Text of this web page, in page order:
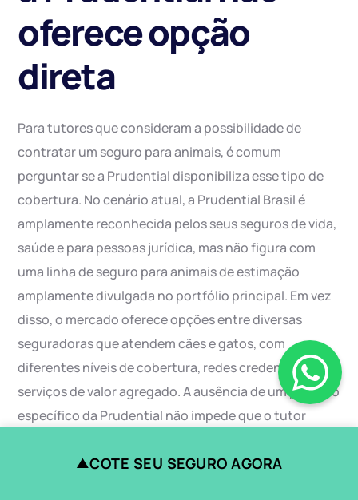
oferece opção
direta
Para tutores que consideram a possibilidade de
contratar um seguro para animais, é comum
perguntar se a Prudential disponibiliza esse tipo de
cobertura. No cenário atual, a Prudential Brasil é
amplamente reconhecida pelos seus seguros de vida,
saúde e para pessoas jurídica, mas não figura com
uma linha de seguro para animais de estimação
amplamente divulgada no portfólio principal. Em vez
disso, o mercado oferece opções entre diversas
seguradoras que atendem cães e gatos, com
diferentes níveis de cobertura, redes credenciadas e
serviços de valor agregado. A ausência de um produto
específico da Prudential não impede que o tutor
alternativas que atendam às mesmas necessidades
▲COTE SEU SEGURO AGORA